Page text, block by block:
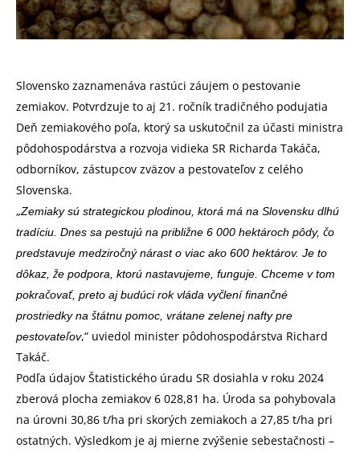
Slovensko zaznamenáva rastúci záujem o pestovanie
zemiakov. Potvrdzuje to aj 21. ročník tradičného podujatia
Deň zemiakového poľa, ktorý sa uskutočnil za účasti ministra
pôdohospodárstva a rozvoja vidieka SR Richarda Takáča,
odborníkov, zástupcov zväzov a pestovateľov z celého
Slovenska.
„Zemiaky sú strategickou plodinou, ktorá má na Slovensku dlhú
tradíciu. Dnes sa pestujú na približne 6 000 hektároch pôdy, čo
predstavuje medziročný nárast o viac ako 600 hektárov. Je to
dôkaz, že podpora, ktorú nastavujeme, funguje. Chceme v tom
pokračovať, preto aj budúci rok vláda vyčlení finančné
prostriedky na štátnu pomoc, vrátane zelenej nafty pre
pestovateľov,“ uviedol minister pôdohospodárstva Richard
Takáč.
Podľa údajov Štatistického úradu SR dosiahla v roku 2024
zberová plocha zemiakov 6 028,81 ha. Úroda sa pohybovala
na úrovni 30,86 t/ha pri skorých zemiakoch a 27,85 t/ha pri
ostatných. Výsledkom je aj mierne zvýšenie sebestačnosti –